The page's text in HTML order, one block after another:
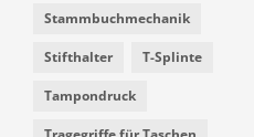
Stammbuchmechanik
Stifthalter T-Splinte
Tampondruck